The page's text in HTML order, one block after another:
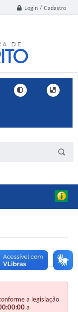
Login / Cadastro
a legislação
a